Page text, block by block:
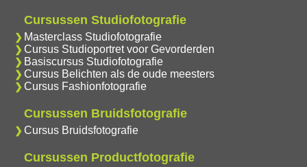
Cursussen Studiofotografie
Masterclass Studiofotografie
Cursus Studioportret voor Gevorderden
Basiscursus Studiofotografie
Cursus Belichten als de oude meesters
Cursus Fashionfotografie
Cursussen Bruidsfotografie
Cursus Bruidsfotografie
Cursussen Productfotografie